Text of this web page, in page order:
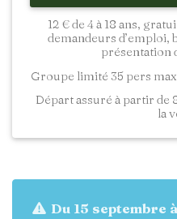
12 € de 4 à 18 ans,
demandeurs d’emploi,
présentation
Groupe limité 35 pers
Départ assuré à partir
la
Du 15 septembre